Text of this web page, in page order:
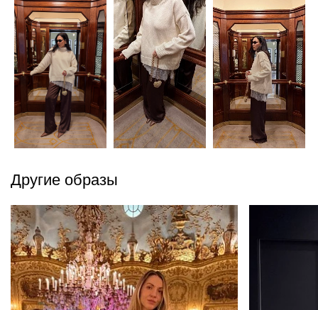
Другие образы